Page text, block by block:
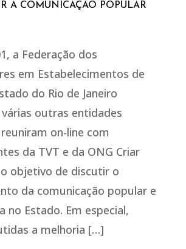
A COMUNICAÇÃO POPULAR
a Federação dos
em Estabelecimentos de
do Rio de Janeiro
várias outras entidades
on-line com
da TVT e da ONG Criar
objetivo de discutir o
da comunicação popular e
no Estado. Em especial,
a melhoria […]